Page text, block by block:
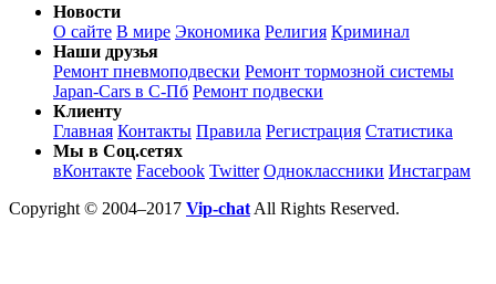
Новости
О сайте В мире Экономика Религия Криминал
Наши друзья
Ремонт пневмоподвески Ремонт тормозной системы
Japan-Cars в С-Пб Ремонт подвески
Клиенту
Главная Контакты Правила Регистрация Статистика
Мы в Соц.сетях
вКонтакте Facebook Twitter Одноклассники Инстаграм
Copyright © 2004–2017 Vip-chat All Rights Reserved.